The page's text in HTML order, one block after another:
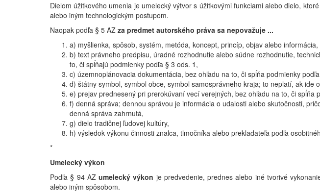
Dielom úžitkového umenia je umelecký výtvor s úžitkovými funkciami alebo dielo,
alebo iným technologickým postupom.
Naopak podľa § 5 AZ za predmet autorského práva sa nepovažuje ...
a) myšlienka, spôsob, systém, metóda, koncept, princíp, objav alebo
b) text právneho predpisu, úradné rozhodnutie alebo súdne rozhodnutie,
to, či spĺňajú podmienky podľa § 3 ods. 1,
c) územnoplánovacia dokumentácia, bez ohľadu na to, či spĺňa podmienky
d) štátny symbol, symbol obce, symbol samosprávneho kraja; to neplatí, ak ide
e) prejav prednesený pri prerokúvaní vecí verejných, bez ohľadu na to, či spĺňa
f) denná správa; dennou správou je informácia o udalosti alebo skutočnosti,
denná správa zahrnutá,
g) dielo tradičnej ľudovej kultúry,
h) výsledok výkonu činnosti znalca, tlmočníka alebo prekladateľa podľa
*
Umelecký výkon
Podľa § 94 AZumelecký výkon je predvedenie, prednes alebo iné tvorivé
alebo iným spôsobom.